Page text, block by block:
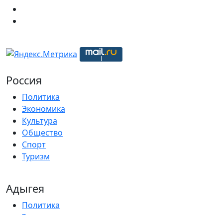
Россия
Политика
Экономика
Культура
Общество
Спорт
Туризм
Адыгея
Политика